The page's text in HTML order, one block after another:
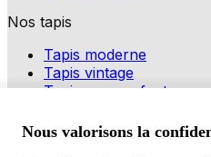
Nos tapis
Tapis moderne
Tapis vintage
Tapis pour enfants
Modes de paiement
Nous valorisons la